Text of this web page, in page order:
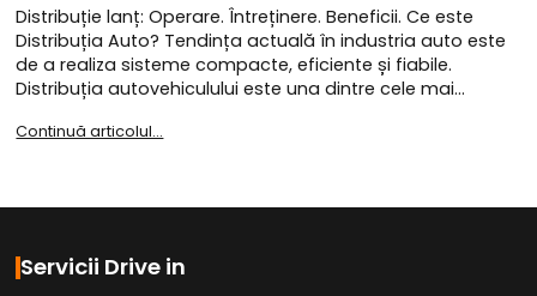
Distribuție lanț: Operare. Întreținere. Beneficii. Ce este
Distribuția Auto? Tendința actuală în industria auto este
de a realiza sisteme compacte, eficiente și fiabile.
Distribuția autovehiculului este una dintre cele mai…
Continuă articolul...
Servicii Drive in